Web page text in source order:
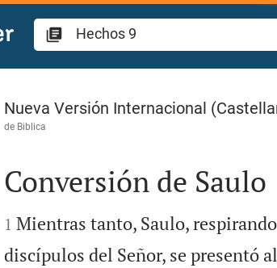
Hechos 9
Nueva Versión Internacional
de Biblica

Conversión de Saulo

1 Mientras tanto, Saulo,
discípulos del Señor, se presentó